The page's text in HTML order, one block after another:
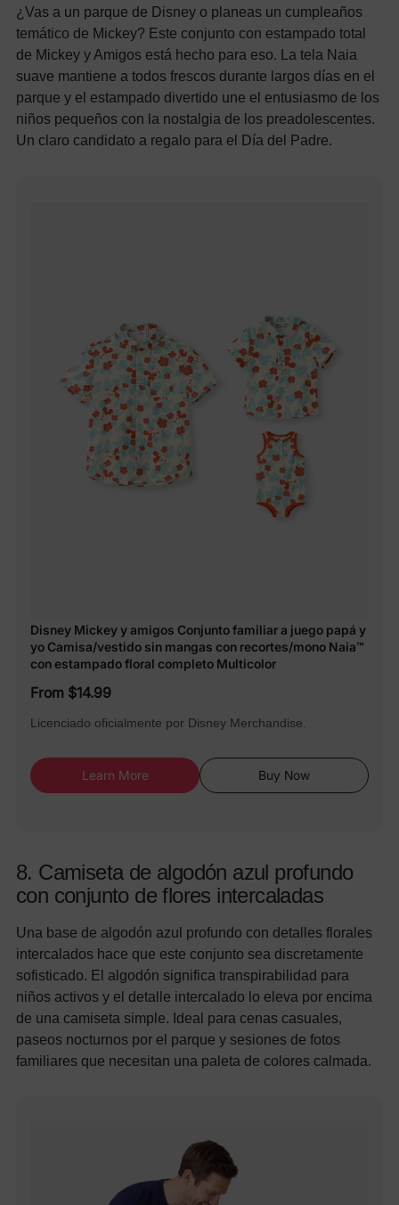
¿Vas a un parque de Disney o planeas un cumpleaños
temático de Mickey? Este conjunto con estampado total
de Mickey y Amigos está hecho para eso. La tela Naia
suave mantiene a todos frescos durante largos días en el
parque y el estampado divertido une el entusiasmo de los
niños pequeños con la nostalgia de los preadolescentes.
Un claro candidato a regalo para el Día del Padre.
Disney Mickey y amigos Conjunto familiar a juego papá y
yo Camisa/vestido sin mangas con recortes/mono Naia™
con estampado floral completo Multicolor
From $14.99
Licenciado oficialmente por Disney Merchandise.
Learn More Buy Now
8. Camiseta de algodón azul profundo
con conjunto de flores intercaladas
Una base de algodón azul profundo con detalles florales
intercalados hace que este conjunto sea discretamente
sofisticado. El algodón significa transpirabilidad para
niños activos y el detalle intercalado lo eleva por encima
de una camiseta simple. Ideal para cenas casuales,
paseos nocturnos por el parque y sesiones de fotos
familiares que necesitan una paleta de colores calmada.